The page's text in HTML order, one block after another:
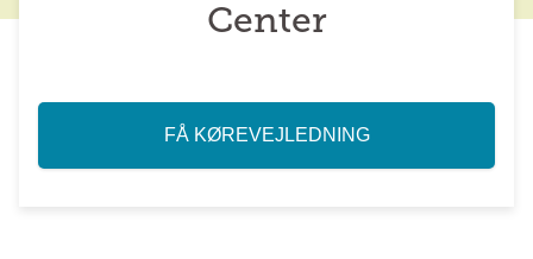
Center
FÅ KØREVEJLEDNING